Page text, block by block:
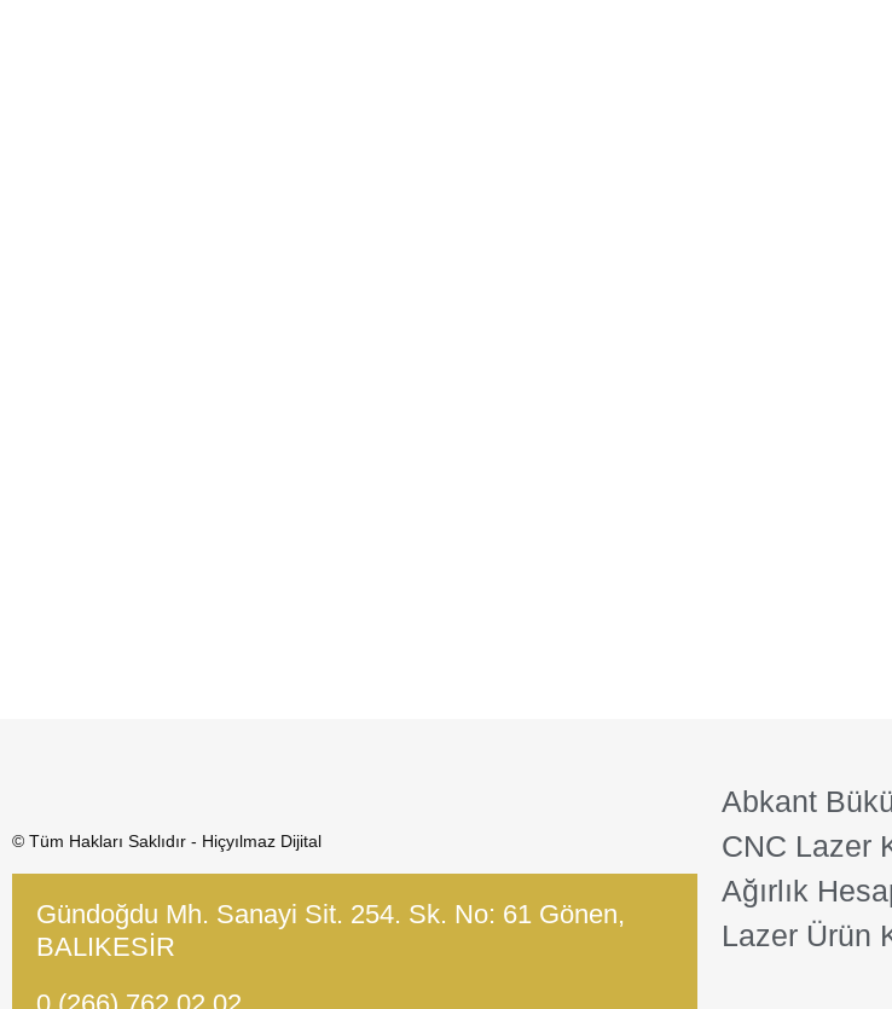
© Tüm Hakları Saklıdır - Hiçyılmaz Dijital
Gündoğdu Mh. Sanayi Sit. 254. Sk. No: 61 Gönen,
BALIKESİR
Abkant
CNC Lazer
Ağırlık
Lazer Ürün